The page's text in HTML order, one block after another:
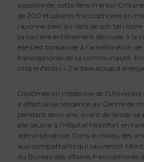
passionnée, cette fière Franco-
de 200 étudiants francophones en
rayonne bien au-delà de son
sa carrière entièrement dévouée à la
elle s’est consacrée à l’amélioration
francophones de sa communauté. En
cinq enfants ! « J’ai beaucoup
Diplômée en médecine de
a effectué sa résidence au Centre de
pendant deux ans, avant de lancer sa
elle œuvre à l’Hôpital Montfort en
administratrice. Dans le milieu des
aux combattants qui sauveront
du Bureau des affaires francophones